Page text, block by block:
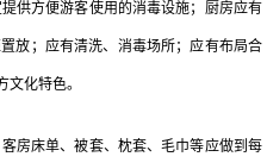
供方便游客使用的消毒设施；厨房应有
放；应有清洗、消毒场所；应有布局合
化特色。
房床单、被套、枕套、毛巾等应做到每